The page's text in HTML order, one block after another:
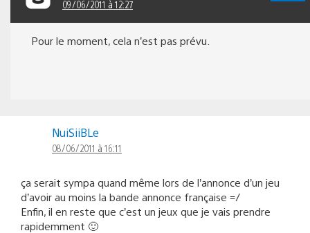
09/06/2011 à 12:27
Pour le moment, cela n’est pas prévu.
NuiSiiBLe
08/06/2011 à 16:11
ça serait sympa quand même lors de l’annonce d’un jeu
d’avoir au moins la bande annonce française =/
Enfin, il en reste que c’est un jeux que je vais prendre
rapidemment 🙂